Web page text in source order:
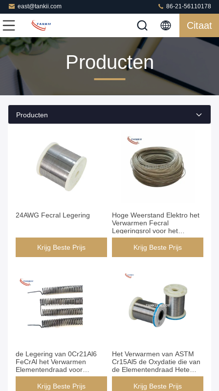
east@tankii.com 86-21-56110178
Citaat
Producten
Producten
24AWG Fecral Legering
Krijg Beste Prijs
Hoge Weerstand Elektro het
Verwarmen Fecral
Legeringsrol voor het
Opnieuw tekenen 0Cr21Al4
Krijg Beste Prijs
de Legering van 0Cr21Al6
FeCrAl het Verwarmen
Elementendraad voor
Oventoepassing
Krijg Beste Prijs
Het Verwarmen van ASTM
Cr15Al5 de Oxydatie die van
de Elementendraad Hete
Rolling behandelen
Krijg Beste Prijs